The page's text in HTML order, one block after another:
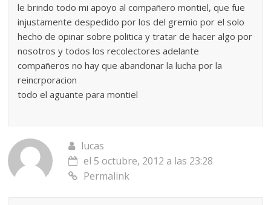
le brindo todo mi apoyo al compañero montiel, que fue
injustamente despedido por los del gremio por el solo
hecho de opinar sobre politica y tratar de hacer algo por
nosotros y todos los recolectores adelante
compañeros no hay que abandonar la lucha por la
reincrporacion
todo el aguante para montiel
lucas
el 5 octubre, 2012 a las 23:28
Permalink